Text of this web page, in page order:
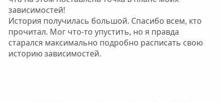
История получилась большой. Спасибо всем, кто
прочитал. Мог что-то упустить, но я правда
старался максимально подробно расписать свою
историю зависимостей.